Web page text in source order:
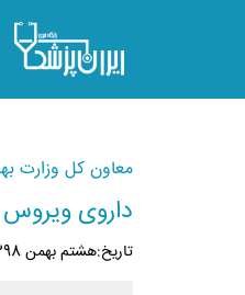
معاون کل وزارت
داروی
تاريخ:هشتم بهمن 1398 ساعت 18:58